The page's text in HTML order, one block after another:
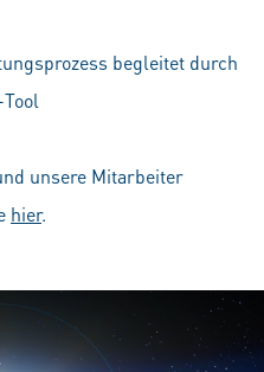
begleitet durch
unsere Mitarbeiter
hier.